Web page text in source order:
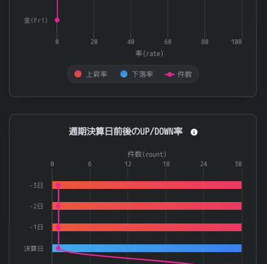
率(rate)
上昇率 下落率 件数
金(Fri)
0 20 40 60 80 100
End of interactive chart.
通期決算日前後のUP/DOWN率
Combination chart with 3 data series.
The chart has 1 X axis displaying categories.
The chart has 2 Y axes displaying 率(rate) and 件数(count).
件数(count)
-3日
-2日
-1日
決算日
0 30
6 12 18 24
通期決算日前後のUP/DOWN率